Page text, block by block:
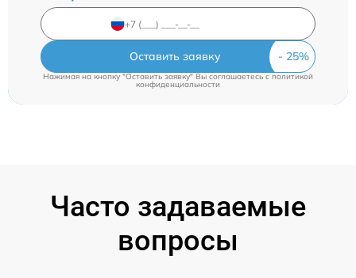
Оставить заявку
Нажимая на кнопку "Оставить заявку" Вы соглашаетесь c политикой
конфиденциальности
Часто задаваемые
вопросы